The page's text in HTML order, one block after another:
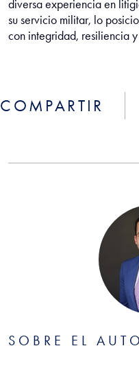
diversa experiencia en
su servicio militar, lo
con integridad, resiliencia
COMPARTIR
SOBRE EL